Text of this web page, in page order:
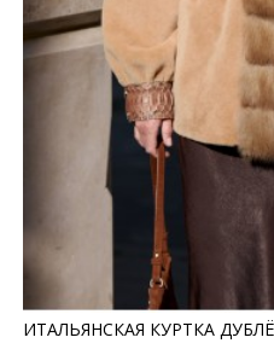
ИТАЛЬЯНСКАЯ КУРТКА